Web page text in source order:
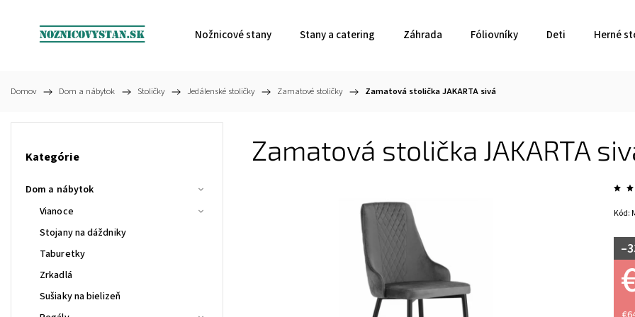
Nožnicové stany Stany a catering Záhrada Fóliovníky Deti Herné
Domov / Dom a nábytok / Stoličky / Jedálenské stoličky / Zamatové stoličky / Zamatová stolička JAKARTA sivá
Kategórie
Dom a nábytok
Vianoce
Stojany na dáždniky
Taburetky
Zrkadlá
Sušiaky na bielizeň
Zamatová stolička JAKARTA
Kód: